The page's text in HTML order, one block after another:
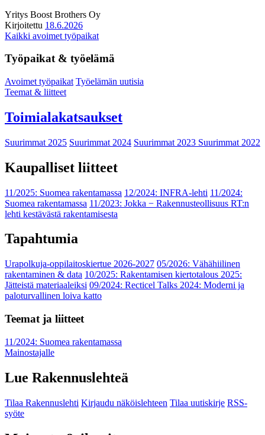
Yritys Boost Brothers Oy
Kirjoitettu 18.6.2026
Kaikki avoimet työpaikat
Työpaikat & työelämä
Avoimet työpaikat Työelämän uutisia
Teemat & liitteet
Toimialakatsaukset
Suurimmat 2025 Suurimmat 2024 Suurimmat 2023 Suurimmat 2022
Kaupalliset liitteet
11/2025: Suomea rakentamassa 12/2024: INFRA-lehti 11/2024:
Suomea rakentamassa 11/2023: Jokka − Rakennusteollisuus RT:n
lehti kestävästä rakentamisesta
Tapahtumia
Urapolkuja-oppilaitoskiertue 2026-2027 05/2026: Vähähiilinen
rakentaminen & data 10/2025: Rakentamisen kiertotalous 2025:
Jätteistä materiaaleiksi 09/2024: Recticel Talks 2024: Moderni ja
paloturvallinen loiva katto
Teemat ja liitteet
11/2024: Suomea rakentamassa
Mainostajalle
Lue Rakennuslehteä
Tilaa Rakennuslehti Kirjaudu näköislehteen Tilaa uutiskirje RSS-
syöte